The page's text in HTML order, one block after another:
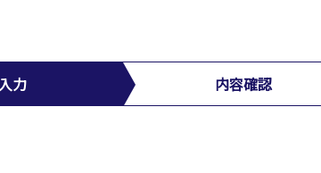
力 内容確認